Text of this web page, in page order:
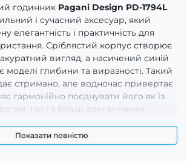
годинник Pagani Design PD-1794L
і сучасний аксесуар, який
елегантність і практичність для
Сріблястий корпус створює
вигляд, а насичений синій
моделі глибини та виразності. Такий
стримано, але водночас привертає
гармонійно поєднувати його як із
так і з більш елегантними
стиль, комфорт і універсальність.
Показати повністю